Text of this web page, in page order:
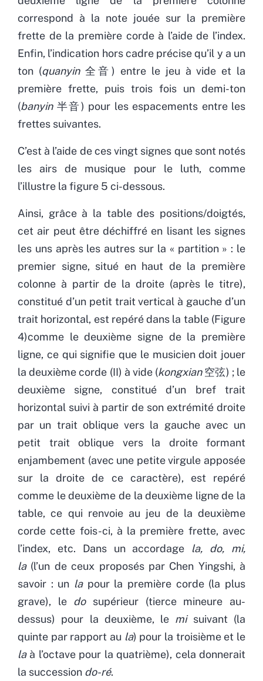
correspond à la note jouée sur la première
frette de la première corde à l’aide de l’index.
Enfin, l’indication hors cadre précise qu’il y a un
ton (quanyin 全音) entre le jeu à vide et la
première frette, puis trois fois un demi-ton
(banyin 半音) pour les espacements entre les
frettes suivantes.
C’est à l’aide de ces vingt signes que sont notés
les airs de musique pour le luth, comme
l’illustre la figure 5 ci-dessous.
Ainsi, grâce à la table des positions/doigtés,
cet air peut être déchiffré en lisant les signes
les uns après les autres sur la « partition » : le
premier signe, situé en haut de la première
colonne à partir de la droite (après le titre),
constitué d’un petit trait vertical à gauche d’un
trait horizontal, est repéré dans la table (Figure
4)comme le deuxième signe de la première
ligne, ce qui signifie que le musicien doit jouer
la deuxième corde (II) à vide (kongxian空弦) ; le
deuxième signe, constitué d’un bref trait
horizontal suivi à partir de son extrémité droite
par un trait oblique vers la gauche avec un
petit trait oblique vers la droite formant
enjambement (avec une petite virgule apposée
sur la droite de ce caractère), est repéré
comme le deuxième de la deuxième ligne de la
table, ce qui renvoie au jeu de la deuxième
corde cette fois-ci, à la première frette, avec
l’index, etc. Dans un accordage la, do, mi,
la(l’un de ceux proposés par Chen Yingshi, à
savoir : un lapour la première corde (la plus
grave), le dosupérieur (tierce mineure au-
dessus) pour la deuxième, le misuivant (la
quinte par rapport au la) pour la troisième et le
laà l’octave pour la quatrième), cela donnerait
la succession do-ré.